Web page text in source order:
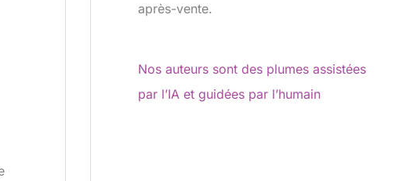
après-vente.
Nos auteurs sont des plumes assistées
par l’IA et guidées par l’humain